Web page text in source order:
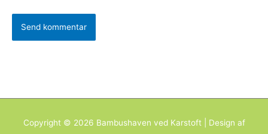
Copyright © 2026 Bambushaven ved Karstoft | Design af